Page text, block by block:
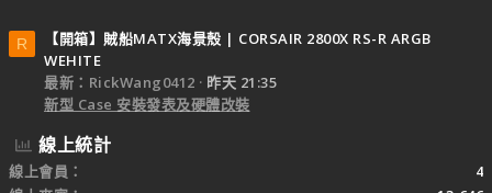
R
【開箱】賊船MATX海景殼 | CORSAIR 2800X RS-R ARGB
WEHITE
最新：RickWang0412
昨天 21:35
新型 Case 安裝發表及硬體改裝
線上統計
線上會員
4